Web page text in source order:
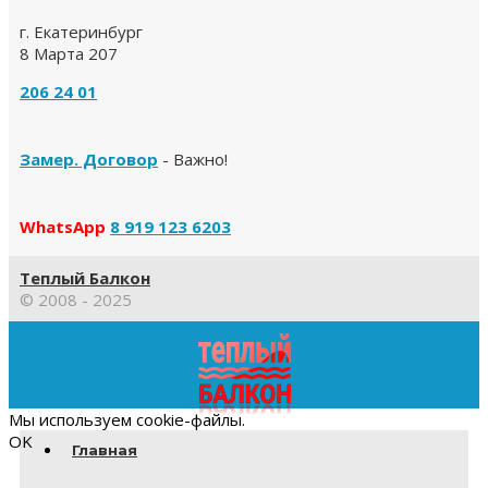
г. Екатеринбург
8 Марта 207
206 24 01
Замер. Договор - Важно!
WhatsApp 8 919 123 6203
Теплый Балкон
© 2008 - 2025
Главная
Мы используем cookie-файлы.
OK